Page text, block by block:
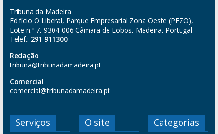
Tribuna da Madeira
Edifício O Liberal, Parque Empresarial Zona Oeste (PEZO),
Lote n.º 7, 9304-006 Câmara de Lobos, Madeira, Portugal
Telef.: 291 911300
Redação
tribuna@tribunadamadeira.pt
Comercial
comercial@tribunadamadeira.pt
Serviços O site Categorias